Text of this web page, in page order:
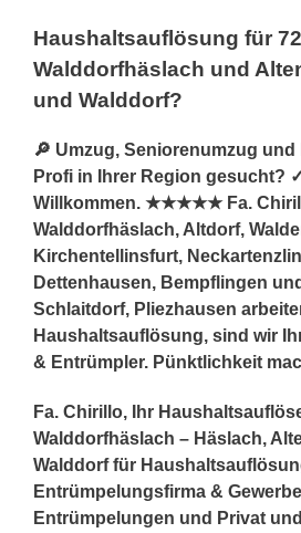
Haushaltsauflösung für
Walddorfhäslach und
und Walddorf?
🔎 Umzug, Seniorenumzug
Profi in Ihrer Region gesucht?
Willkommen. ★★★★★ Fa.
Walddorfhäslach, Altdorf,
Kirchentellinsfurt,
Dettenhausen, Bempflingen
Schlaitdorf, Pliezhausen
Haushaltsauflösung, sind wir
& Entrümpler. Pünktlichkeit
Fa. Chirillo, Ihr
Walddorfhäslach – Häslach,
Walddorf für
Entrümpelungsfirma &
Entrümpelungen und Privat